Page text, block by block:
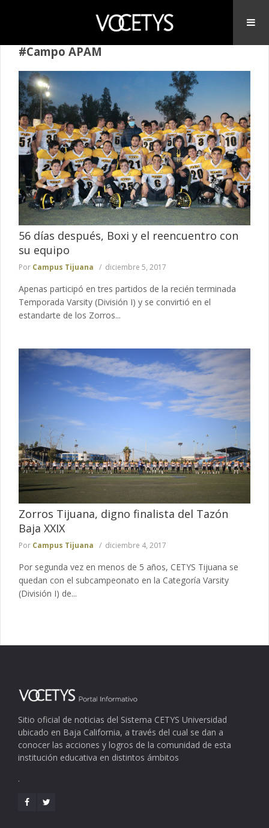
#Campo APAM
56 días después, Boxi y el reencuentro con
su equipo
Por Campus Tijuana diciembre 5, 2017
Apenas participó en tres partidos de la recién terminada
Temporada Varsity (División I) y se convirtió en el
estandarte de los Zorros...
Zorros Tijuana, digno finalista del Tazón
Baja XXIX
Por Campus Tijuana diciembre 4, 2017
Por segunda vez en menos de 5 años, CETYS Tijuana se
quedan con el subcampeonato en la Categoría Varsity
(División I) de...
Sitio oficial de noticias del Sistema CETYS Universidad
ubicado en Baja California, a través del cual se dan a
conocer las acciones y logros de la comunidad de esta
institución educativa en distintos ámbitos
.